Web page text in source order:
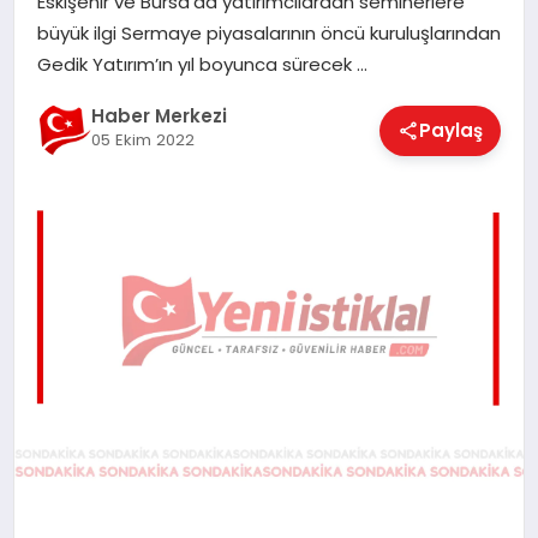
EĞITIM
EKONOMI
MAGAZIN
TEKNOLOJI
büyük ilgi Sermaye piyasalarının öncü kuruluşlarından
Gedik Yatırım’ın yıl boyunca sürecek …
Haber Merkezi
05 Ekim 2022 Paylaş